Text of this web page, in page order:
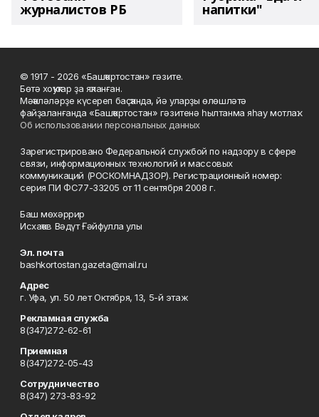
журналистов РБ напитки"
© 1917 - 2026 «Башҡортостан» гәзите.
Бөтә хоҡуҡтар ҙа яҡланған.
Мәҡәләләрҙе күсереп баҫҡанда, йә уларҙы өлөшләтә
файҙаланғанда «Башҡортостан» гәзитенә һылтанма яһау мотлаҡ.
Об использовании персональных данных
Зарегистрировано Федеральной службой по надзору в сфере
связи, информационных технологий и массовых
коммуникаций (РОСКОМНАДЗОР). Регистрационный номер:
серия ПИ ФС77-33205 от 11 сентября 2008 г.
Баш мөхәррир
Исхаҡов Вәдүт Ғәйфулла улы
Эл. почта
bashkortostan.gazeta@mail.ru
Адрес
г. Уфа, ул. 50 лет Октября, 13, 5-й этаж
Рекламная служба
8(347)272-62-61
Приемная
8(347)272-05-43
Сотрудничество
8(347) 273-83-92